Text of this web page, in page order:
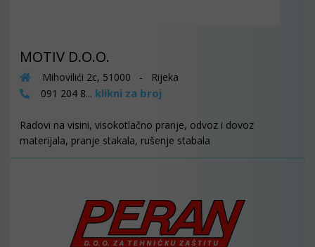
MOTIV D.O.O.
Mihovilići 2c, 51000 - Rijeka
091 204 8... klikni za broj
Radovi na visini, visokotlačno pranje, odvoz i dovoz
materijala, pranje stakala, rušenje stabala